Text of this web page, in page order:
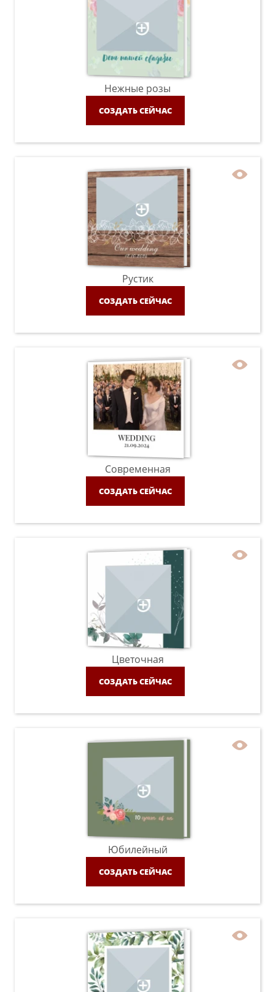
Нежные розы
СОЗДАТЬ СЕЙЧАС
Рустик
СОЗДАТЬ СЕЙЧАС
Современная
СОЗДАТЬ СЕЙЧАС
Цветочная
СОЗДАТЬ СЕЙЧАС
Юбилейный
СОЗДАТЬ СЕЙЧАС